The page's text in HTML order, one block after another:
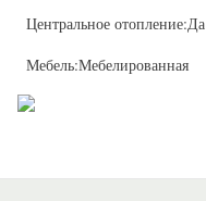
Центральное отопление:Да
Мебель:Мебелированная